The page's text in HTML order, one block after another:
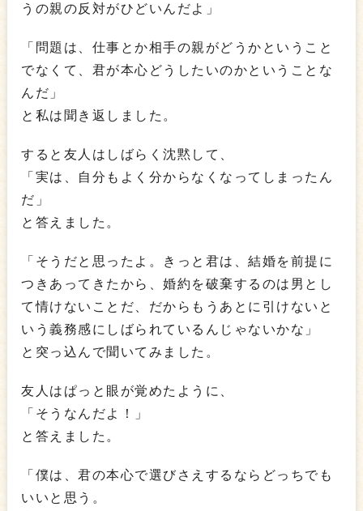
うの親の反対がひどいんだよ」
「問題は、仕事とか相手の親がどうかということ
でなくて、君が本心どうしたいのかということな
んだ」
と私は聞き返しました。
すると友人はしばらく沈黙して、
「実は、自分もよく分からなくなってしまったん
だ」
と答えました。
「そうだと思ったよ。きっと君は、結婚を前提に
つきあってきたから、婚約を破棄するのは男とし
て情けないことだ、だからもうあとに引けないと
いう義務感にしばられているんじゃないかな」
と突っ込んで聞いてみました。
友人はぱっと眼が覚めたように、
「そうなんだよ！」
と答えました。
「僕は、君の本心で選びさえするならどっちでも
いいと思う。